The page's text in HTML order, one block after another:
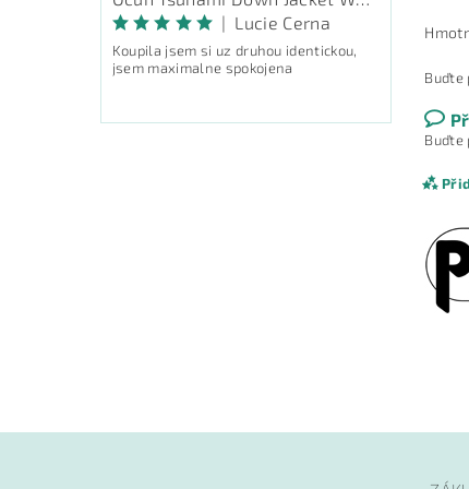
| Lucie Cerna
Koupila jsem si uz druhou identickou,
jsem maximalne spokojena
Buďte
Buďte